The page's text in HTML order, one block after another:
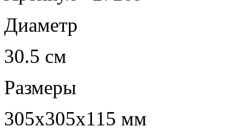
Диаметр
30.5 см
Размеры
305х305x115 мм